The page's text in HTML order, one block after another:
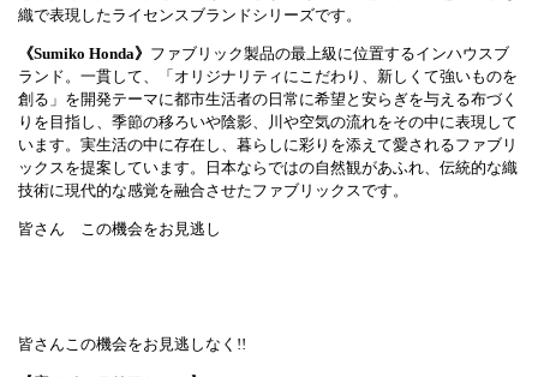
織で表現したライセンスブランドシリーズです。
《Sumiko Honda》 ファブリック製品の最上級に位置するインハウスブ
ランド。一貫して、「オリジナリティにこだわり、新しくて強いものを
創る」を開発テーマに都市生活者の日常に希望と安らぎを与える布づく
りを目指し、季節の移ろいや陰影、川や空気の流れをその中に表現して
います。実生活の中に存在し、暮らしに彩りを添えて愛されるファブリ
ックスを提案しています。日本ならではの自然観があふれ、伝統的な織
技術に現代的な感覚を融合させたファブリックスです。
皆さん この機会をお見逃し
皆さんこの機会をお見逃しなく!!